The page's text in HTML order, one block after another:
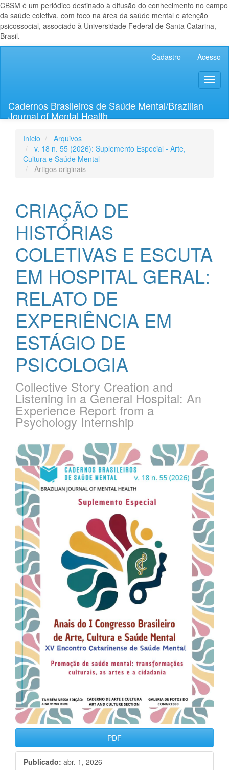
CBSM é um periódico destinado à difusão do conhecimento no campo
da saúde coletiva, com foco na área da saúde mental e atenção
psicossocial, associado à Universidade Federal de Santa Catarina,
Brasil.
Lateral
Cadastro Acesso
Cadernos Brasileiros de Saúde Mental/Brazilian
Journal of Mental Health
Início
Arquivos
v. 18 n. 55 (2026): Suplemento Especial - Arte,
Cultura e Saúde Mental
Artigos originais
CRIAÇÃO DE
HISTÓRIAS
COLETIVAS E ESCUTA
EM HOSPITAL GERAL:
RELATO DE
EXPERIÊNCIA EM
ESTÁGIO DE
PSICOLOGIA
Collective Story Creation and
Listening in a General Hospital: An
Experience Report from a
Psychology Internship
Barra
lateral
de
artigos
PDF
Publicado: abr. 1, 2026